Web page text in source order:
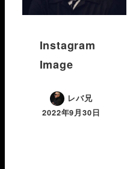
Instagram
Image
レバ兄
2022年9月30日